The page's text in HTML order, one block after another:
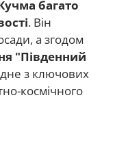
багато
. Він
а згодом
"Південний
з ключових
космічного